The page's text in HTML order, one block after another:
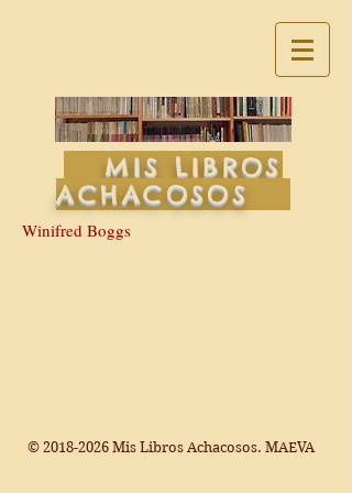
MIS LIBROS
ACHACOSOS
Winifred Boggs
© 2018-2026 Mis Libros Achacosos. MAEVA